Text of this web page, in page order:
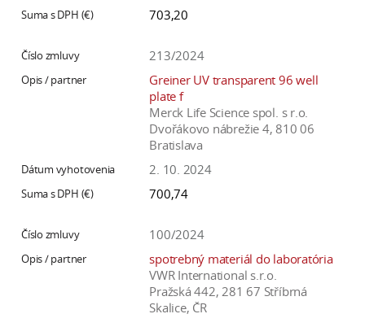
703,20
213/2024
Greiner UV transparent 96 well
plate f
Merck Life Science spol. s r.o.
Dvořákovo nábrežie 4, 810 06
Bratislava
2. 10. 2024
700,74
100/2024
spotrebný materiál do laboratória
VWR International s.r.o.
Pražská 442, 281 67 Stříbrná
Skalice, ČR